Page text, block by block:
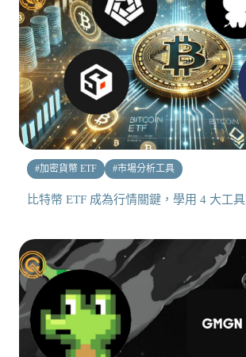
#加密貨幣 ETF #市場分析工具
比特幣 ETF 成為行情關鍵，學用 4 大工